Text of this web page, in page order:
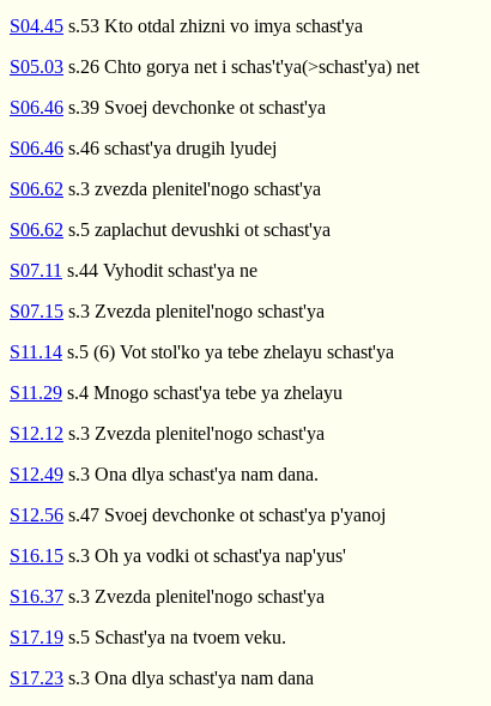
S04.45 s.53 Kto otdal zhizni vo imya schast'ya
S05.03 s.26 Chto gorya net i schas't'ya(>schast'ya) net
S06.46 s.39 Svoej devchonke ot schast'ya
S06.46 s.46 schast'ya drugih lyudej
S06.62 s.3 zvezda plenitel'nogo schast'ya
S06.62 s.5 zaplachut devushki ot schast'ya
S07.11 s.44 Vyhodit schast'ya ne
S07.15 s.3 Zvezda plenitel'nogo schast'ya
S11.14 s.5 (6) Vot stol'ko ya tebe zhelayu schast'ya
S11.29 s.4 Mnogo schast'ya tebe ya zhelayu
S12.12 s.3 Zvezda plenitel'nogo schast'ya
S12.49 s.3 Ona dlya schast'ya nam dana.
S12.56 s.47 Svoej devchonke ot schast'ya p'yanoj
S16.15 s.3 Oh ya vodki ot schast'ya nap'yus'
S16.37 s.3 Zvezda plenitel'nogo schast'ya
S17.19 s.5 Schast'ya na tvoem veku.
S17.23 s.3 Ona dlya schast'ya nam dana